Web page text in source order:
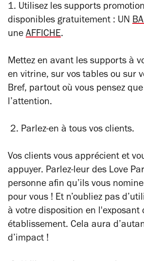
1. Utilisez les supports
disponibles gratuitement : UN
une AFFICHE.
Mettez en avant les supports à
en vitrine, sur vos tables ou sur
Bref, partout où vous pensez
l’attention.
2. Parlez-en à tous vos clients.
Vos clients vous apprécient et
appuyer. Parlez-leur des Love
personne afin qu’ils vous
pour vous ! Et n’oubliez pas
à votre disposition en l'exposant
établissement. Cela aura
d’impact !